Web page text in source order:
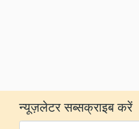
न्यूज़लेटर सब्सक्राइब करें